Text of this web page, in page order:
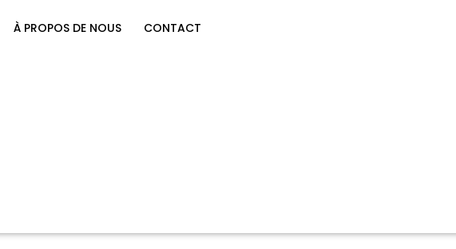
À PROPOS DE NOUS CONTACT